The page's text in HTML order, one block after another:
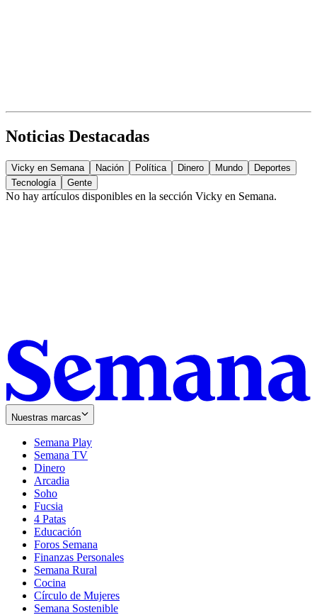
Noticias Destacadas
Vicky en Semana Nación Política Dinero Mundo
Deportes
Tecnología
Gente
No hay artículos disponibles en la sección Vicky en Semana.
Nuestras marcas
Semana Play
Semana TV
Dinero
Arcadia
Soho
in
new
window
Fucsia
in
new
window
4 Patas
Educación
Foros Semana
Finanzas Personales
Semana Rural
Cocina
Círculo de Mujeres
Semana Sostenible